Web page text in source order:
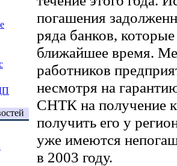
погашения
ряда банков,
ближайшее время.
работников
несмотря на
СНТК на получение
получить его у
уже имеются
в 2003 году.